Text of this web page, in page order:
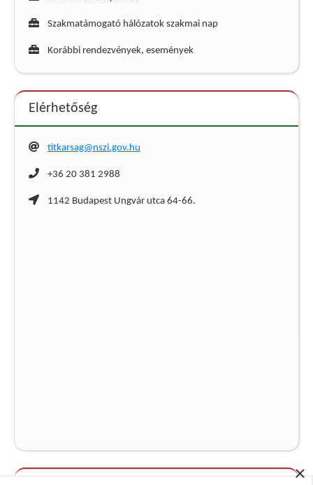
×
Szakmatámogató hálózatok szakmai nap
Korábbi rendezvények, események
Elérhetőség
titkarsag@nszi.gov.hu
+36 20 381 2988
1142 Budapest Ungvár utca 64-66.